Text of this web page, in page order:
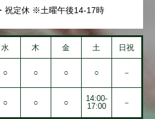
祝定休 ※土曜午後14-17時
水 木 金 土
日祝
○ ○ ○ ○ －
○ ○ ○
14:00-
17:00
－